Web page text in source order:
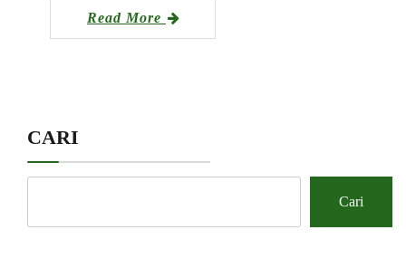
Read More
CARI
Cari